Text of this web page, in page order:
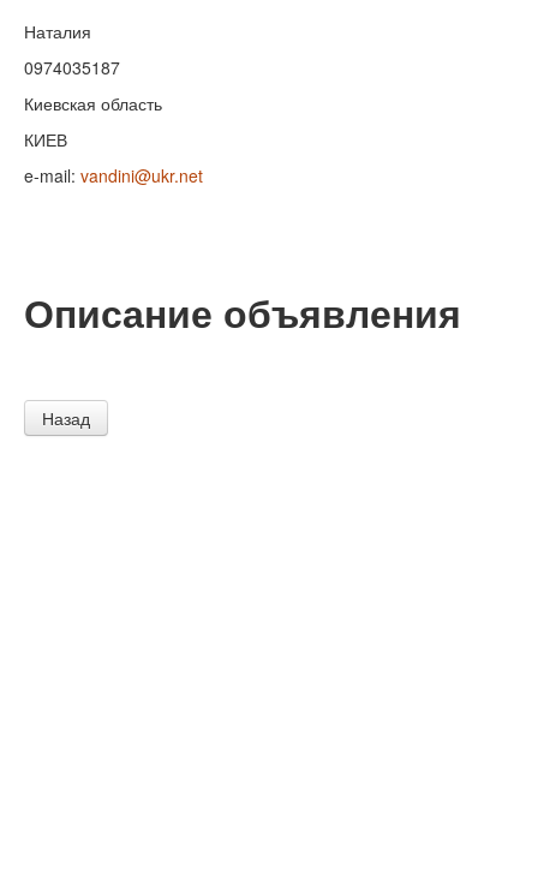
Наталия
0974035187
Киевская область
КИЕВ
e-mail: vandini@ukr.net
Описание объявления
Назад